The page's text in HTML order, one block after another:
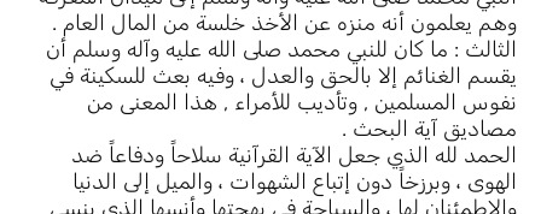
وهم يعلمون أنه منزه عن الأخذ خلسة من المال العام .
الثالث : ما كان للنبي محمد صلى الله عليه وآله وسلم أن
يقسم الغنائم إلا بالحق والعدل ، وفيه بعث للسكينة في
نفوس المسلمين , وتأديب للأمراء , هذا المعنى من
مصاديق آية البحث .
الحمد لله الذي جعل الآية القرآنية سلاحاً ودفاعاً ضد
الهوى ، وبرزخاً دون إتباع الشهوات ، والميل إلى الدنيا
والإطمئنان لها ، والسياحة في بهجتها وأنسها الذي ينسي